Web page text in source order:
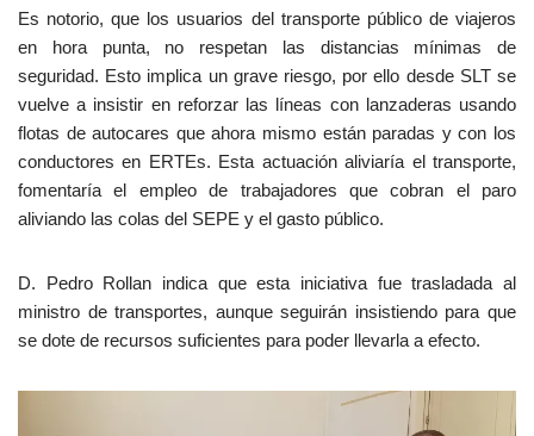
Es notorio, que los usuarios del transporte público de viajeros
en hora punta, no respetan las distancias mínimas de
seguridad. Esto implica un grave riesgo, por ello desde SLT se
vuelve a insistir en reforzar las líneas con lanzaderas usando
flotas de autocares que ahora mismo están paradas y con los
conductores en ERTEs. Esta actuación aliviaría el transporte,
fomentaría el empleo de trabajadores que cobran el paro
aliviando las colas del SEPE y el gasto público.
D. Pedro Rollan indica que esta iniciativa fue trasladada al
ministro de transportes, aunque seguirán insistiendo para que
se dote de recursos suficientes para poder llevarla a efecto.